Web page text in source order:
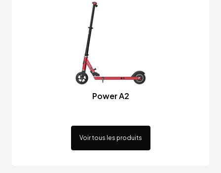
Power A2
Voir tous les produits